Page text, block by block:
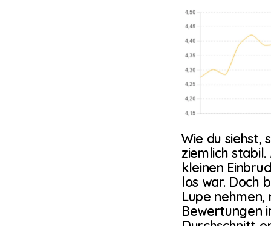
Wie du siehst,
ziemlich
kleinen
los war. Doch
Lupe
Bewertungen